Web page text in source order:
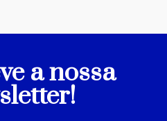
a nossa